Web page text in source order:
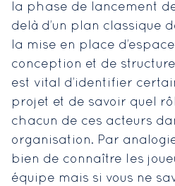
la phase de lancement
delà d’un plan classique
la mise en place
conception et de
est vital d’identifier
projet et de savoir quel
chacun de ces acteurs
organisation. Par
bien de connaître les
équipe mais si vous ne